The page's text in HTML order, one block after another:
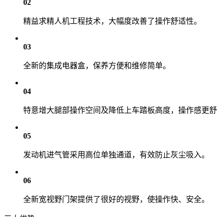
02
精益求精人机工程技术，大幅度改善了操作舒适性。
03
全新的集成电器盒，保养方便和维修简单。
04
特意增大腿部操作空间及降低上车踏板高度，操作感更
05
发动机进气管采用高位单独通道，有效防止灰尘吸入。
06
全新宽视野门架提供了很好的视野，使操作快、安全。